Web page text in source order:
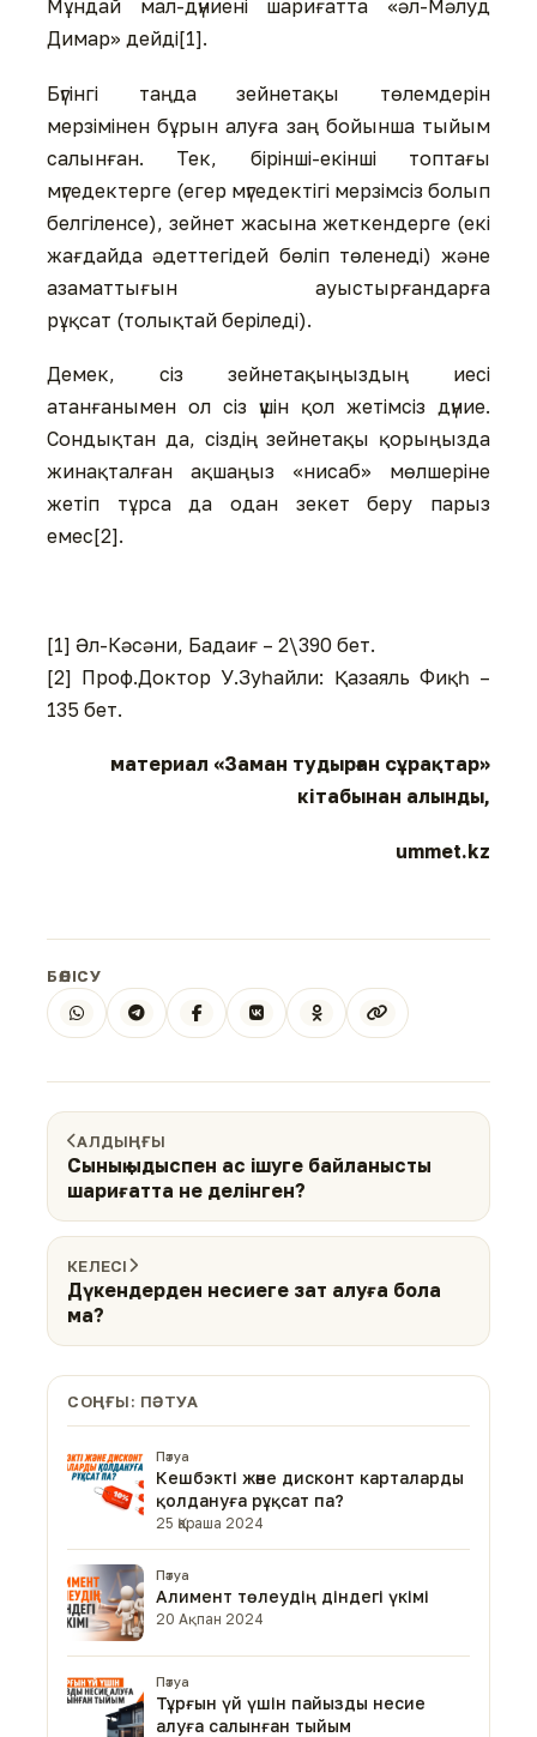
Мұндай мал-дүниені шариғатта «әл-Мәлуд
Димар» дейді[1].
Бүгінгі таңда зейнетақы төлемдерін
мерзімінен бұрын алуға заң бойынша тыйым
салынған. Тек, бірінші-екінші топтағы
мүгедектерге (егер мүгедектігі мерзімсіз болып
белгіленсе), зейнет жасына жеткендерге (екі
жағдайда әдеттегідей бөліп төленеді) және
азаматтығын ауыстырғандарға
рұқсат (толықтай беріледі).
Демек, сіз зейнетақыңыздың иесі
атанғанымен ол сіз үшін қол жетімсіз дүние.
Сондықтан да, сіздің зейнетақы қорыңызда
жинақталған ақшаңыз «нисаб» мөлшеріне
жетіп тұрса да одан зекет беру парыз
емес[2].
[1] Әл-Кәсәни, Бадаиғ – 2\390 бет.
[2] Проф.Доктор У.Зуһайли: Қазаяль Фиқһ –
135 бет.
материал «Заман тудырған сұрақтар»
кітабынан алынды,
ummet.kz
БӨЛІСУ
АЛДЫҢҒЫ
Сынық ыдыспен ас ішуге байланысты
шариғатта не делінген?
КЕЛЕСІ
Дүкендерден несиеге зат алуға бола
ма?
СОҢҒЫ: ПӘТУА
Пәтуа
Кешбэкті және дисконт карталарды
қолдануға рұқсат па?
25 Қараша 2024
Пәтуа
Алимент төлеудің діндегі үкімі
20 Ақпан 2024
Пәтуа
Тұрғын үй үшін пайызды несие
алуға салынған тыйым